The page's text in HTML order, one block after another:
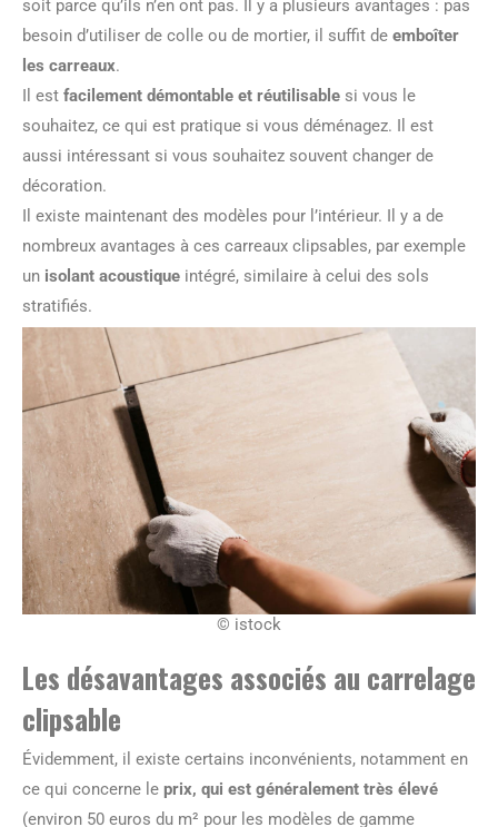
soit parce qu’ils n’en ont pas. Il y a plusieurs avantages : pas
besoin d’utiliser de colle ou de mortier, il suffit de emboîter
les carreaux.
Il est facilement démontable et réutilisable si vous le
souhaitez, ce qui est pratique si vous déménagez. Il est
aussi intéressant si vous souhaitez souvent changer de
décoration.
Il existe maintenant des modèles pour l’intérieur. Il y a de
nombreux avantages à ces carreaux clipsables, par exemple
un isolant acoustique intégré, similaire à celui des sols
stratifiés.
© istock
Les désavantages associés au carrelage
clipsable
Évidemment, il existe certains inconvénients, notamment en
ce qui concerne le prix, qui est généralement très élevé
(environ 50 euros du m² pour les modèles de gamme